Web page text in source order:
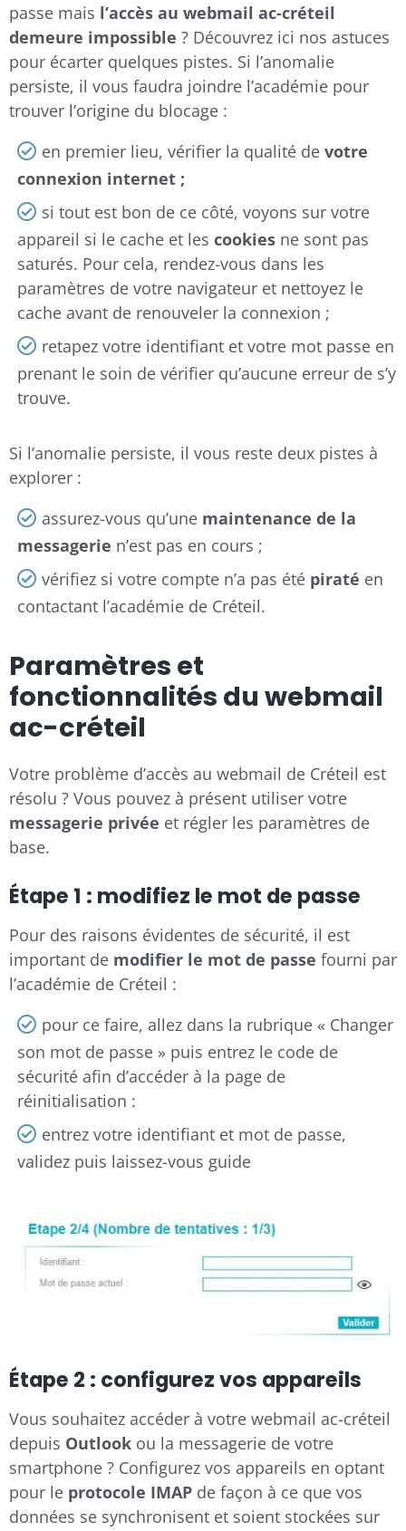
passe mais l’accès au webmail ac-créteil
demeure impossible ? Découvrez ici nos astuces
pour écarter quelques pistes. Si l’anomalie
persiste, il vous faudra joindre l’académie pour
trouver l’origine du blocage :
en premier lieu, vérifier la qualité devotre
connexion internet ;
si tout est bon de ce côté, voyons sur votre
appareil si le cache et les cookies ne sont pas
saturés. Pour cela, rendez-vous dans les
paramètres de votre navigateur et nettoyez le
cache avant de renouveler la connexion ;
retapez votre identifiant et votre mot passe en
prenant le soin de vérifier qu’aucune erreur de s’y
trouve.
Si l’anomalie persiste, il vous reste deux pistes à
explorer :
assurez-vous qu’une maintenance de la
messagerie n’est pas en cours ;
vérifiez si votre compte n’a pas été piraté en
contactant l’académie de Créteil.
Paramètres et
fonctionnalités du webmail
ac-créteil
Votre problème d’accès au webmail de Créteil est
résolu ? Vous pouvez à présent utiliser votre
messagerie privée et régler les paramètres de
base.
Étape 1 : modifiez le mot de passe
Pour des raisons évidentes de sécurité, il est
important de modifier le mot de passe fourni par
l’académie de Créteil :
pour ce faire, allez dans la rubrique « Changer
son mot de passe » puis entrez le code de
sécurité afin d’accéder à la page de
réinitialisation :
entrez votre identifiant et mot de passe,
validez puis laissez-vous guide
Étape 2 : configurez vos appareils
Vous souhaitez accéder à votre webmail ac-créteil
depuis Outlook ou la messagerie de votre
smartphone ? Configurez vos appareils en optant
pour le protocole IMAP de façon à ce que vos
données se synchronisent et soient stockées sur